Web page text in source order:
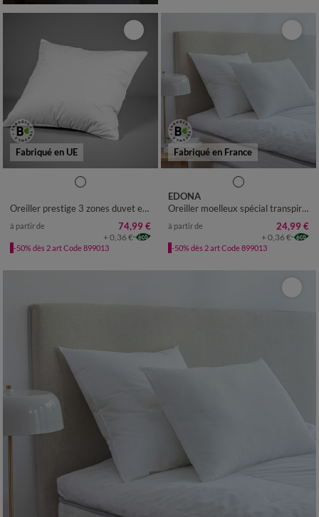
Fabriqué en UE
Oreiller prestige 3 zones duvet et plumettes
à partir de 74,99 €
+ 0,36 €
-50% dès 2 art Code 899013
Fabriqué en France
EDONA
Oreiller moelleux spécial transpiration
à partir de 24,99 €
+ 0,36 €
-50% dès 2 art Code 899013